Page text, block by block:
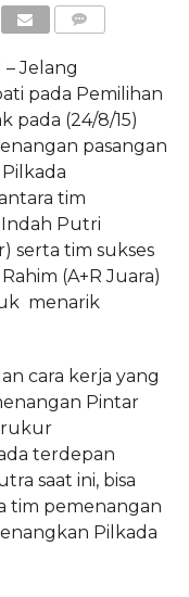
– Jelang
pada Pemilihan
pada (24/8/15)
pasangan
tim
Putri
serta tim sukses
(A+R Juara)
menarik
cara kerja yang
Pintar
terdepan
saat ini, bisa
tim pemenangan
Pilkada